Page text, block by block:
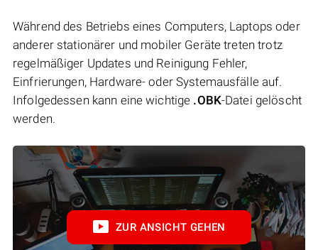
Während des Betriebs eines Computers, Laptops oder
anderer stationärer und mobiler Geräte treten trotz
regelmäßiger Updates und Reinigung Fehler,
Einfrierungen, Hardware- oder Systemausfälle auf.
Infolgedessen kann eine wichtige .OBK-Datei gelöscht
werden.
ZUR ANSICHT GEHEN